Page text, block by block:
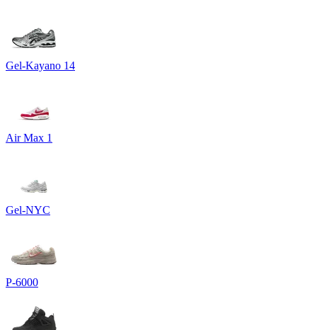
Gel-Kayano 14
Air Max 1
Gel-NYC
P-6000